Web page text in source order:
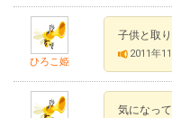
ひろこ姫
子供と取
2011年
気になっ